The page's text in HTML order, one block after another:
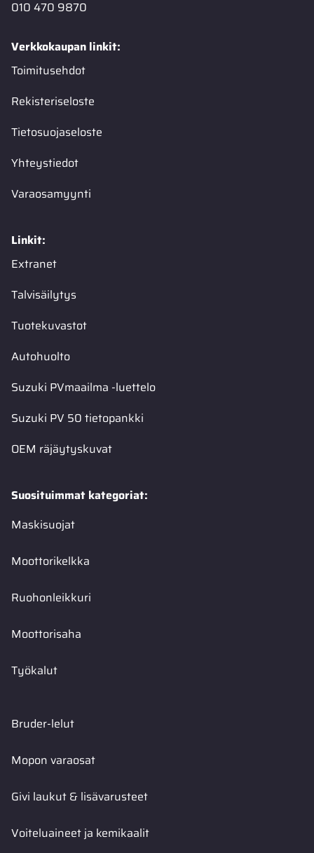
010 470 9870
Verkkokaupan linkit:
Toimitusehdot
Rekisteriseloste
Tietosuojaseloste
Yhteystiedot
Varaosamyynti
Linkit:
Extranet
Talvisäilytys
Tuotekuvastot
Autohuolto
Suzuki PVmaailma -luettelo
Suzuki PV 50 tietopankki
OEM räjäytyskuvat
Suosituimmat kategoriat:
Maskisuojat
Moottorikelkka
Ruohonleikkuri
Moottorisaha
Työkalut
Bruder-lelut
Mopon varaosat
Givi laukut & lisävarusteet
Voiteluaineet ja kemikaalit